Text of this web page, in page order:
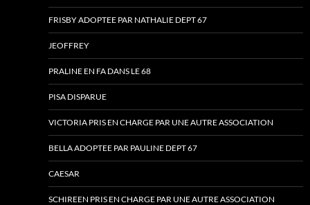
FRISBY ADOPTEE PAR NATHALIE DEPT 67
JEOFFREY
PRALINE EN FA DANS LE 68
PISA DISPARUE
VICTORIA PRIS EN CHARGE PAR UNE AUTRE ASSOCIATION
BELLA ADOPTEE PAR PAULINE DEPT 67
CAESAR
SCHIREEN PRIS EN CHARGE PAR UNE AUTRE ASSOCIATION